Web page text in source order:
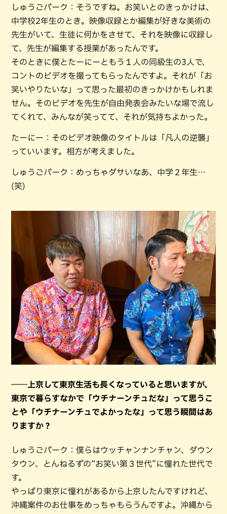
しゅうごパーク：そうですね。お笑いとのきっかけは、
中学校2年生のとき。映像収録とか編集が好きな美術の
先生がいて、生徒に何かをさせて、それを映像に収録し
て、先生が編集する授業があったんです。
そのときに僕とたーにーともう１人の同級生の3人で、
コントのビデオを撮ってもらったんですよ。それが「お
笑いやりたいな」って思った最初のきっかけかもしれま
せん。そのビデオを先生が自由発表会みたいな場で流し
てくれて、みんなが笑ってて、それが気持ちよかった。
たーにー：そのビデオ映像のタイトルは「凡人の逆襲」
っていいます。相方が考えました。
しゅうごパーク：めっちゃダサいなあ、中学２年生…
(笑)
――上京して東京生活も長くなっていると思いますが、
東京で暮らすなかで「ウチナーンチュだな」って思うこ
とや「ウチナーンチュでよかったな」って思う瞬間はあ
りますか？
しゅうごパーク：僕らはウッチャンナンチャン、ダウン
タウン、とんねるずの“お笑い第３世代”に憧れた世代で
す。
やっぱり東京に憧れがあるから上京したんですけれど、
沖縄案件のお仕事をめっちゃもらうんですよ。沖縄から